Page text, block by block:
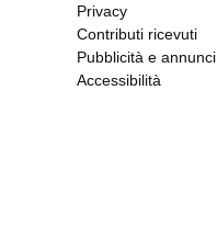
Privacy
Contributi ricevuti
Pubblicità e annunci
Accessibilità